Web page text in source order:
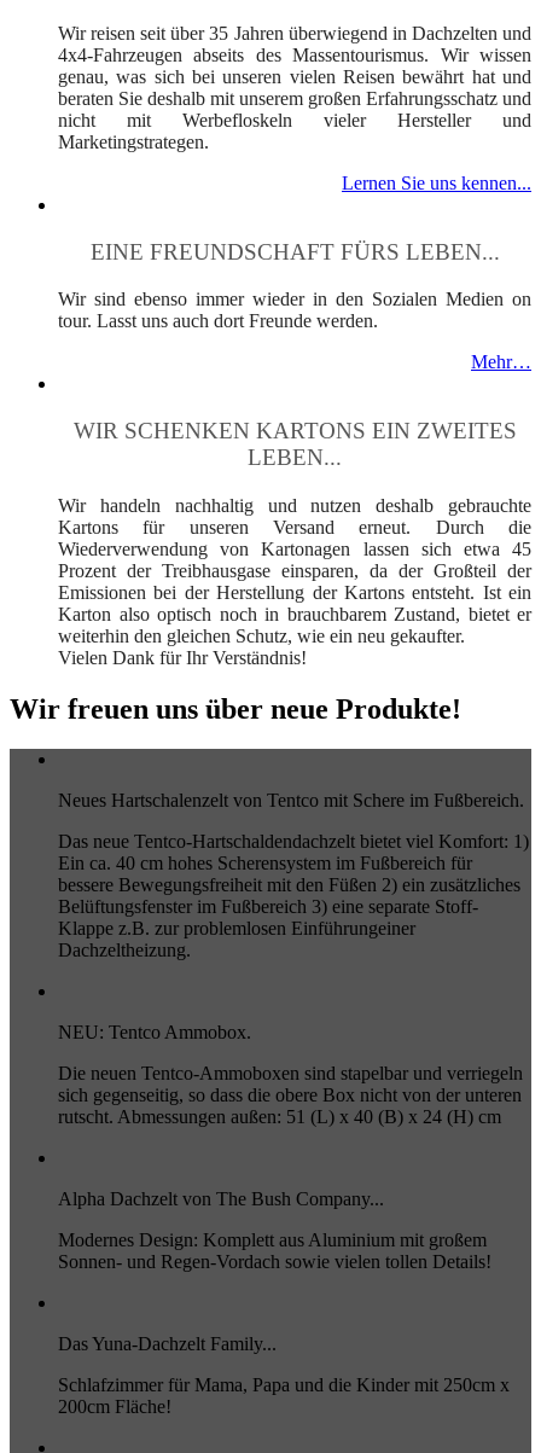
Wir reisen seit über 35 Jahren überwiegend in Dachzelten und
4x4-Fahrzeugen abseits des Massentourismus. Wir wissen
genau, was sich bei unseren vielen Reisen bewährt hat und
beraten Sie deshalb mit unserem großen Erfahrungsschatz und
nicht mit Werbefloskeln vieler Hersteller und
Marketingstrategen.
Lernen Sie uns kennen...
EINE FREUNDSCHAFT FÜRS LEBEN...
Wir sind ebenso immer wieder in den Sozialen Medien on
tour. Lasst uns auch dort Freunde werden.
Mehr…
WIR SCHENKEN KARTONS EIN ZWEITES
LEBEN...
Wir handeln nachhaltig und nutzen deshalb gebrauchte
Kartons für unseren Versand erneut. Durch die
Wiederverwendung von Kartonagen lassen sich etwa 45
Prozent der Treibhausgase einsparen, da der Großteil der
Emissionen bei der Herstellung der Kartons entsteht. Ist ein
Karton also optisch noch in brauchbarem Zustand, bietet er
weiterhin den gleichen Schutz, wie ein neu gekaufter.
Vielen Dank für Ihr Verständnis!
Wir freuen uns über neue Produkte!
Neues Hartschalenzelt von Tentco mit Schere im Fußbereich.
Das neue Tentco-Hartschaldendachzelt bietet viel Komfort: 1)
Ein ca. 40 cm hohes Scherensystem im Fußbereich für
bessere Bewegungsfreiheit mit den Füßen 2) ein zusätzliches
Belüftungsfenster im Fußbereich 3) eine separate Stoff-
Klappe z.B. zur problemlosen Einführungeiner
Dachzeltheizung.
NEU: Tentco Ammobox.
Die neuen Tentco-Ammoboxen sind stapelbar und verriegeln
sich gegenseitig, so dass die obere Box nicht von der unteren
rutscht. Abmessungen außen: 51 (L) x 40 (B) x 24 (H) cm
Alpha Dachzelt von The Bush Company...
Modernes Design: Komplett aus Aluminium mit großem
Sonnen- und Regen-Vordach sowie vielen tollen Details!
Das Yuna-Dachzelt Family...
Schlafzimmer für Mama, Papa und die Kinder mit 250cm x
200cm Fläche!